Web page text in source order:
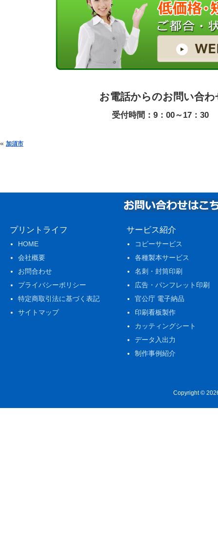
お電話からのお問い合わ
受付時間：9：00～17：30
投稿ナビゲーション
« 加須市
プリントライフ
HOME
会社概要
お問合わせ
プライバシーポリシー
特定商取引法に基づく表記
サイトマップ
サービス紹介
コピーサービス
各種製本サービス
名刺・封筒印刷
広告・パンフレット印刷
官公庁 電子納品
印刷看板製作
カッティングシート
データ入出力
制作事例紹介
Copyright ©